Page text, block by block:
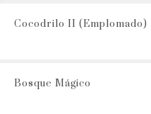
Cocodrilo II (Emplomado)
Bosque Mágico